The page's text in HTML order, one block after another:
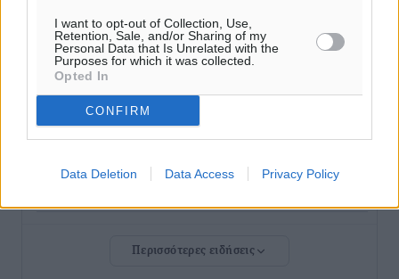
I want to opt-out of Collection, Use,
Retention, Sale, and/or Sharing of my
Personal Data that Is Unrelated with the
Purposes for which it was collected.
Opted In
CONFIRM
Data Deletion Data Access Privacy Policy
Πολιτιστικά• πριν 3 ώρες
Σι Τζέι Χάρις: «Να πανηγυρίσουμε πολλές νίκες μαζί»
Αθλητικά• πριν 3 ώρες
Πρωτάθλημα Πίστας
πριν 3 ώρες
Περισσότερες ειδήσεις